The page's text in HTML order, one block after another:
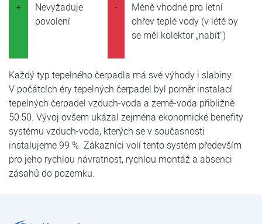
+
Nevyžaduje
povolení
-
Méně vhodné pro letní
ohřev teplé vody (v létě by
se měl kolektor „nabít“)
Každý typ tepelného čerpadla má své výhody i slabiny.
V počátcích éry tepelných čerpadel byl poměr instalací
tepelných čerpadel vzduch-voda a země-voda přibližně
50:50. Vývoj ovšem ukázal zejména ekonomické benefity
systému vzduch-voda, kterých se v současnosti
instalujeme 99 %. Zákazníci volí tento systém především
pro jeho rychlou návratnost, rychlou montáž a absenci
zásahů do pozemku.